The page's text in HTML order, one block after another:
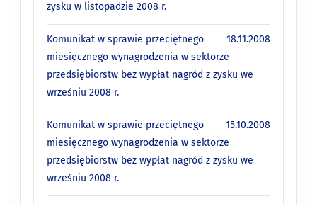
zysku w listopadzie 2008 r.
18.11.2008
Komunikat w sprawie przeciętnego
miesięcznego wynagrodzenia w sektorze
przedsiębiorstw bez wypłat nagród z zysku we
wrześniu 2008 r.
15.10.2008
Komunikat w sprawie przeciętnego
miesięcznego wynagrodzenia w sektorze
przedsiębiorstw bez wypłat nagród z zysku we
wrześniu 2008 r.